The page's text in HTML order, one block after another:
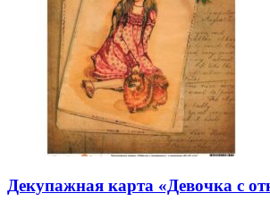
Декупажная карта «Девочка с